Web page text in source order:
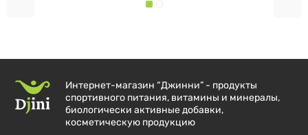
Интернет-магазин “Джинни” - продукты
спортивного питания, витамины и минералы,
биологически активные добавки,
косметическую продукцию